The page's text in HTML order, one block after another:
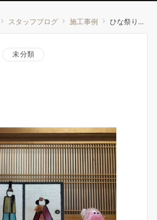
スタッフブログ 施工事例 ひな祭りとお礼
未分類